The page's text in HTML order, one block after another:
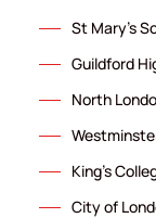
St Mary's
Guildford
North
King's
City of